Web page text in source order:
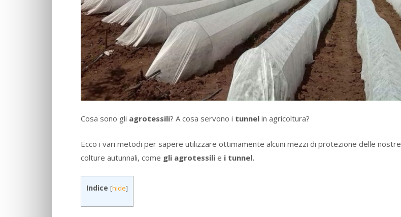
Cosa sono gli agrotessili? A cosa servono i tunnel in agricoltura?
Ecco i vari metodi per sapere utilizzare ottimamente alcuni mezzi di protezione delle nostre
colture autunnali, come gli agrotessili e i tunnel.
Indice [hide]